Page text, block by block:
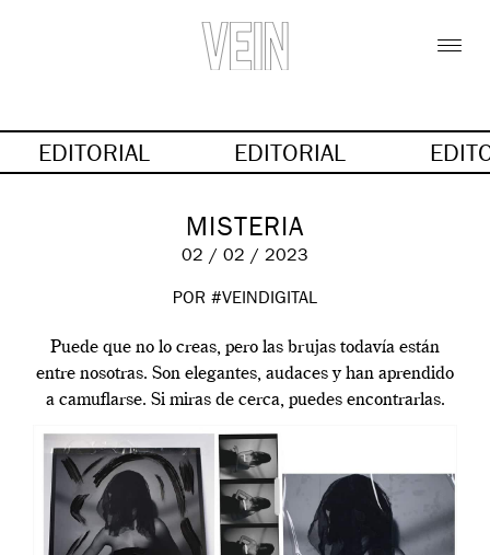
EDITORIAL EDITORIAL
MISTERIA
02 / 02 / 2023
POR #VEINDIGITAL
Puede que no lo creas, pero las brujas todavía están
entre nosotras. Son elegantes, audaces y han aprendido
a camuflarse. Si miras de cerca, puedes encontrarlas.